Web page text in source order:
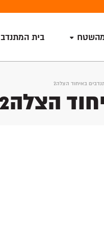
בית המתנדב
באיחוד הצלה2
הצלה2